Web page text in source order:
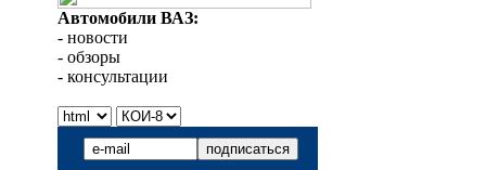
Автомобили ВАЗ:
- новости
- обзоры
- консультации